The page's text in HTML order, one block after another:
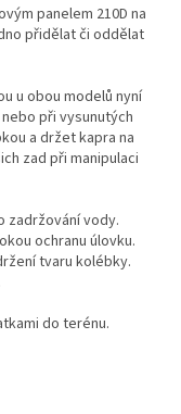
panelem 210D na
přidělat či oddělat
u obou modelů nyní
při vysunutých
a držet kapra na
zad při manipulaci
zadržování vody.
ochranu úlovku.
tvaru kolébky.
do terénu.